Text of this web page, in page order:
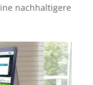
nachhaltigere